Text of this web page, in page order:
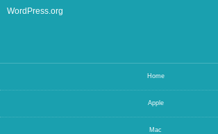
WordPress.org
Home
Apple
Mac